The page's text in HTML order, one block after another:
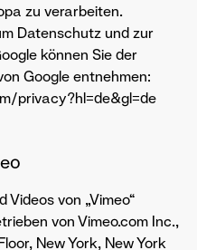
zu verarbeiten.
Datenschutz und zur
können Sie der
Google entnehmen:
privacy?hl=de&gl=de
von „Vimeo“
von Vimeo.com Inc.,
New York, New York